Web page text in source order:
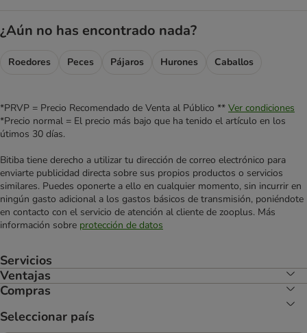
¿Aún no has encontrado nada?
Roedores Peces Pájaros Hurones Caballos
*PRVP = Precio Recomendado de Venta al Público ** Ver condiciones
*Precio normal = El precio más bajo que ha tenido el artículo en los
útimos 30 días.
Bitiba tiene derecho a utilizar tu dirección de correo electrónico para
enviarte publicidad directa sobre sus propios productos o servicios
similares. Puedes oponerte a ello en cualquier momento, sin incurrir en
ningún gasto adicional a los gastos básicos de transmisión, poniéndote
en contacto con el servicio de atención al cliente de zooplus. Más
información sobre protección de datos
Servicios
Ventajas
Compras
Seleccionar país